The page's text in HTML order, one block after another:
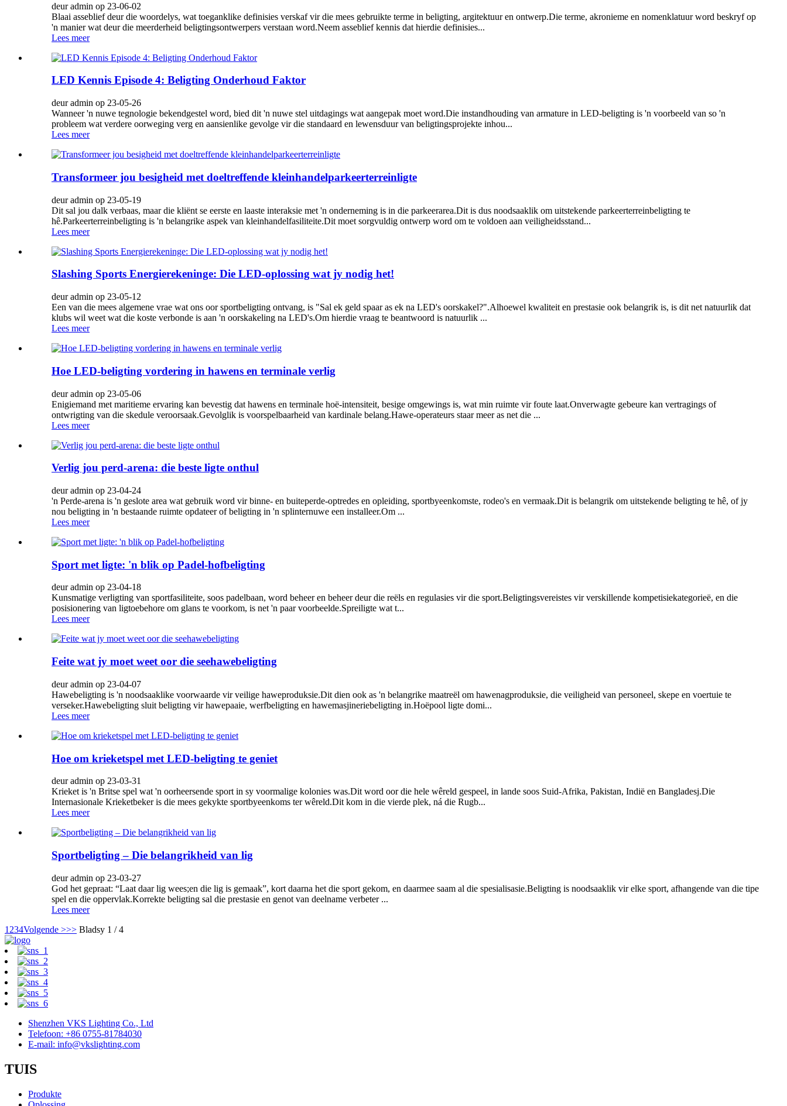
deur admin op 23-06-02
Blaai asseblief deur die woordelys, wat toeganklike definisies verskaf vir die mees gebruikte terme in beligting, argitektuur en ontwerp.Die terme, akronieme en nomenklatuur word beskryf op
'n manier wat deur die meerderheid beligtingsontwerpers verstaan ​​word.Neem asseblief kennis dat hierdie definisies...
Lees meer
LED Kennis Episode 4: Beligting Onderhoud Faktor
deur admin op 23-05-26
Wanneer 'n nuwe tegnologie bekendgestel word, bied dit 'n nuwe stel uitdagings wat aangepak moet word.Die instandhouding van armature in LED-beligting is 'n voorbeeld van so 'n
probleem wat verdere oorweging verg en aansienlike gevolge vir die standaard en lewensduur van beligtingsprojekte inhou...
Lees meer
Transformeer jou besigheid met doeltreffende kleinhandelparkeerterreinligte
deur admin op 23-05-19
Dit sal jou dalk verbaas, maar die kliënt se eerste en laaste interaksie met 'n onderneming is in die parkeerarea.Dit is dus noodsaaklik om uitstekende parkeerterreinbeligting te
hê.Parkeerterreinbeligting is 'n belangrike aspek van kleinhandelfasiliteite.Dit moet sorgvuldig ontwerp word om te voldoen aan veiligheidsstand...
Lees meer
Slashing Sports Energierekeninge: Die LED-oplossing wat jy nodig het!
deur admin op 23-05-12
Een van die mees algemene vrae wat ons oor sportbeligting ontvang, is "Sal ek geld spaar as ek na LED's oorskakel?".Alhoewel kwaliteit en prestasie ook belangrik is, is dit net natuurlik dat
klubs wil weet wat die koste verbonde is aan 'n oorskakeling na LED's.Om hierdie vraag te beantwoord is natuurlik ...
Lees meer
Hoe LED-beligting vordering in hawens en terminale verlig
deur admin op 23-05-06
Enigiemand met maritieme ervaring kan bevestig dat hawens en terminale hoë-intensiteit, besige omgewings is, wat min ruimte vir foute laat.Onverwagte gebeure kan vertragings of
ontwrigting van die skedule veroorsaak.Gevolglik is voorspelbaarheid van kardinale belang.Hawe-operateurs staar meer as net die ...
Lees meer
Verlig jou perd-arena: die beste ligte onthul
deur admin op 23-04-24
'n Perde-arena is 'n geslote area wat gebruik word vir binne- en buiteperde-optredes en opleiding, sportbyeenkomste, rodeo's en vermaak.Dit is belangrik om uitstekende beligting te hê, of jy
nou beligting in 'n bestaande ruimte opdateer of beligting in 'n splinternuwe een installeer.Om ...
Lees meer
Sport met ligte: 'n blik op Padel-hofbeligting
deur admin op 23-04-18
Kunsmatige verligting van sportfasiliteite, soos padelbaan, word beheer en beheer deur die reëls en regulasies vir die sport.Beligtingsvereistes vir verskillende kompetisiekategorieë, en die
posisionering van ligtoebehore om glans te voorkom, is net 'n paar voorbeelde.Spreiligte wat t...
Lees meer
Feite wat jy moet weet oor die seehawebeligting
deur admin op 23-04-07
Hawebeligting is 'n noodsaaklike voorwaarde vir veilige haweproduksie.Dit dien ook as 'n belangrike maatreël om hawenagproduksie, die veiligheid van personeel, skepe en voertuie te
verseker.Hawebeligting sluit beligting vir hawepaaie, werfbeligting en hawemasjineriebeligting in.Hoëpool ligte domi...
Lees meer
Hoe om krieketspel met LED-beligting te geniet
deur admin op 23-03-31
Krieket is 'n Britse spel wat 'n oorheersende sport in sy voormalige kolonies was.Dit word oor die hele wêreld gespeel, in lande soos Suid-Afrika, Pakistan, Indië en Bangladesj.Die
Internasionale Krieketbeker is die mees gekykte sportbyeenkoms ter wêreld.Dit kom in die vierde plek, ná die Rugb...
Lees meer
Sportbeligting – Die belangrikheid van lig
deur admin op 23-03-27
God het gepraat: “Laat daar lig wees;en die lig is gemaak”, kort daarna het die sport gekom, en daarmee saam al die spesialisasie.Beligting is noodsaaklik vir elke sport, afhangende van die tipe
spel en die oppervlak.Korrekte beligting sal die prestasie en genot van deelname verbeter ...
Lees meer
1 234Volgende >>> Bladsy 1 / 4
Shenzhen VKS Lighting Co., Ltd
Telefoon: +86 0755-81784030
E-mail: info@vkslighting.com
TUIS
Produkte